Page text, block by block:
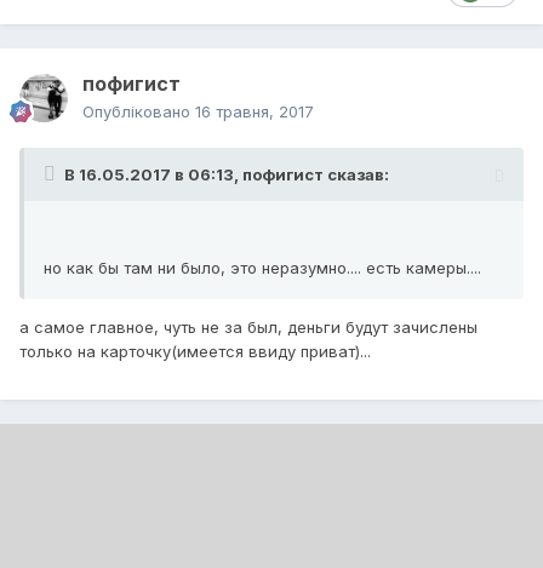
пофигист
Опубліковано 16 травня, 2017
В 16.05.2017 в 06:13, пофигист сказав:
но как бы там ни было, это неразумно.... есть камеры....
а самое главное, чуть не за был, деньги будут зачислены
только на карточку(имеется ввиду приват)...